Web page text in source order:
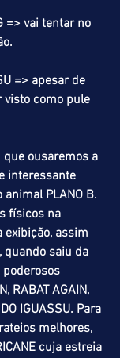
=> vai tentar no
=> apesar de
visto como pule
que ousaremos a
interessante
animal PLANO B.
físicos na
exibição, assim
quando saiu da
RABAT AGAIN,
IGUASSU. Para
melhores,
cuja estreia